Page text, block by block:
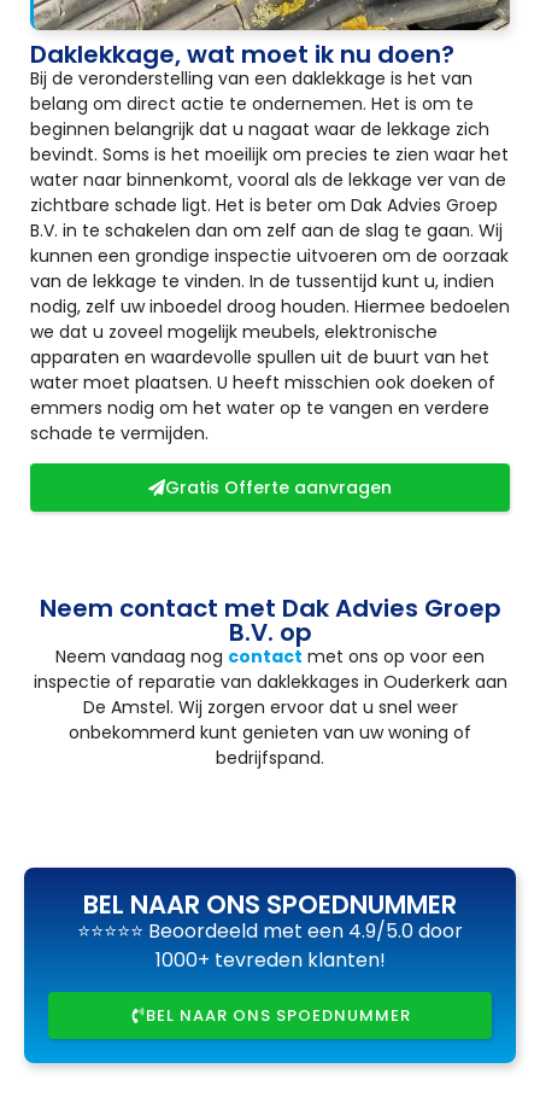
Daklekkage, wat moet ik nu doen?
Bij de veronderstelling van een daklekkage is het van
belang om direct actie te ondernemen. Het is om te
beginnen belangrijk dat u nagaat waar de lekkage zich
bevindt. Soms is het moeilijk om precies te zien waar het
water naar binnenkomt, vooral als de lekkage ver van de
zichtbare schade ligt. Het is beter om Dak Advies Groep
B.V. in te schakelen dan om zelf aan de slag te gaan. Wij
kunnen een grondige inspectie uitvoeren om de oorzaak
van de lekkage te vinden. In de tussentijd kunt u, indien
nodig, zelf uw inboedel droog houden. Hiermee bedoelen
we dat u zoveel mogelijk meubels, elektronische
apparaten en waardevolle spullen uit de buurt van het
water moet plaatsen. U heeft misschien ook doeken of
emmers nodig om het water op te vangen en verdere
schade te vermijden.
Gratis Offerte aanvragen
Neem contact met Dak Advies Groep
B.V. op
Neem vandaag nog contact met ons op voor een
inspectie of reparatie van daklekkages in Ouderkerk aan
De Amstel. Wij zorgen ervoor dat u snel weer
onbekommerd kunt genieten van uw woning of
bedrijfspand.
BEL NAAR ONS SPOEDNUMMER
⭐⭐⭐⭐⭐ Beoordeeld met een 4.9/5.0 door
1000+ tevreden klanten!
BEL NAAR ONS SPOEDNUMMER